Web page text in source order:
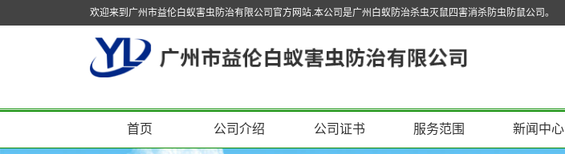
欢迎来到广州市益伦白蚁害虫防治有限公司官方网站.本公司是广州白蚁防治杀虫灭鼠四害消杀防虫防鼠公司。
首页 公司介绍 公司证书 服务范围 新闻中心